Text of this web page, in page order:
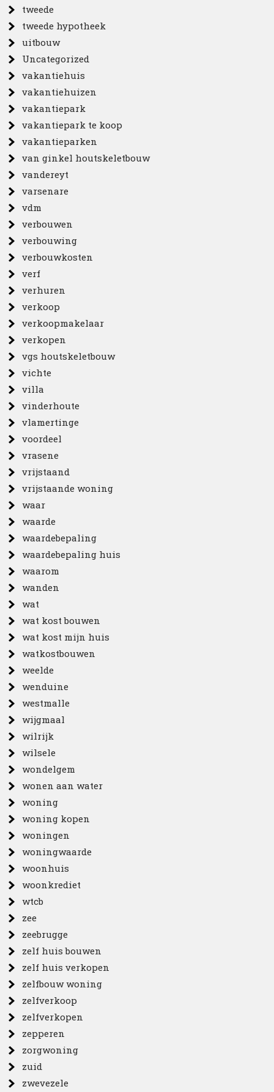
tweede
tweede hypotheek
uitbouw
Uncategorized
vakantiehuis
vakantiehuizen
vakantiepark
vakantiepark te koop
vakantieparken
van ginkel houtskeletbouw
vandereyt
varsenare
vdm
verbouwen
verbouwing
verbouwkosten
verf
verhuren
verkoop
verkoopmakelaar
verkopen
vgs houtskeletbouw
vichte
villa
vinderhoute
vlamertinge
voordeel
vrasene
vrijstaand
vrijstaande woning
waar
waarde
waardebepaling
waardebepaling huis
waarom
wanden
wat
wat kost bouwen
wat kost mijn huis
watkostbouwen
weelde
wenduine
westmalle
wijgmaal
wilrijk
wilsele
wondelgem
wonen aan water
woning
woning kopen
woningen
woningwaarde
woonhuis
woonkrediet
wtcb
zee
zeebrugge
zelf huis bouwen
zelf huis verkopen
zelfbouw woning
zelfverkoop
zelfverkopen
zepperen
zorgwoning
zuid
zwevezele